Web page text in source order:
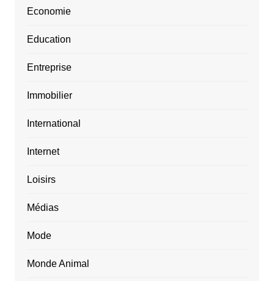
Economie
Education
Entreprise
Immobilier
International
Internet
Loisirs
Médias
Mode
Monde Animal